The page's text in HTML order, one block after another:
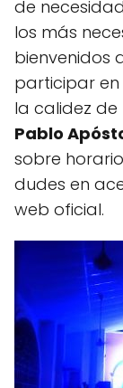
de
los más
bienvenidos
participar en
la calidez
Pablo
sobre
dudes en
web oficial.